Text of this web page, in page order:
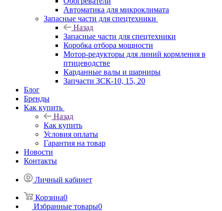
Автоматика для микроклимата
Запасные части для спецтехники
Назад
Запасные части для спецтехники
Коробка отбора мощности
Мотор-редукторы для линий кормления в
птицеводстве
Карданные валы и шарниры
Запчасти ЗСК-10, 15, 20
Блог
Бренды
Как купить
Назад
Как купить
Условия оплаты
Гарантия на товар
Новости
Контакты
Личный кабинет
Корзина0
Избранные товары0